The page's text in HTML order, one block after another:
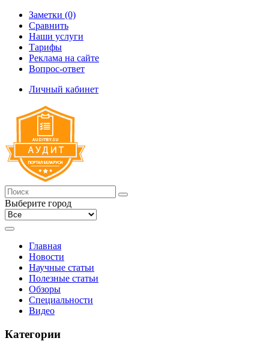
Заметки (0)
Сравнить
Наши услуги
Тарифы
Реклама на сайте
Вопрос-ответ
Личный кабинет
Выберите город
Главная
Новости
Научные статьи
Полезные статьи
Обзоры
Специальности
Видео
Категории